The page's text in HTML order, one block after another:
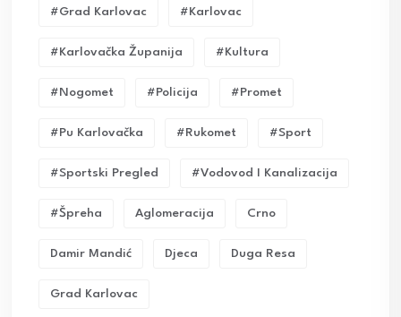
#grad Karlovac #karlovac
#karlovačka Županija #kultura
#nogomet #policija #promet
#pu Karlovačka #rukomet #sport
#sportski Pregled #vodovod I Kanalizacija
#Špreha Aglomeracija Crno
Damir Mandić Djeca Duga Resa
Grad Karlovac